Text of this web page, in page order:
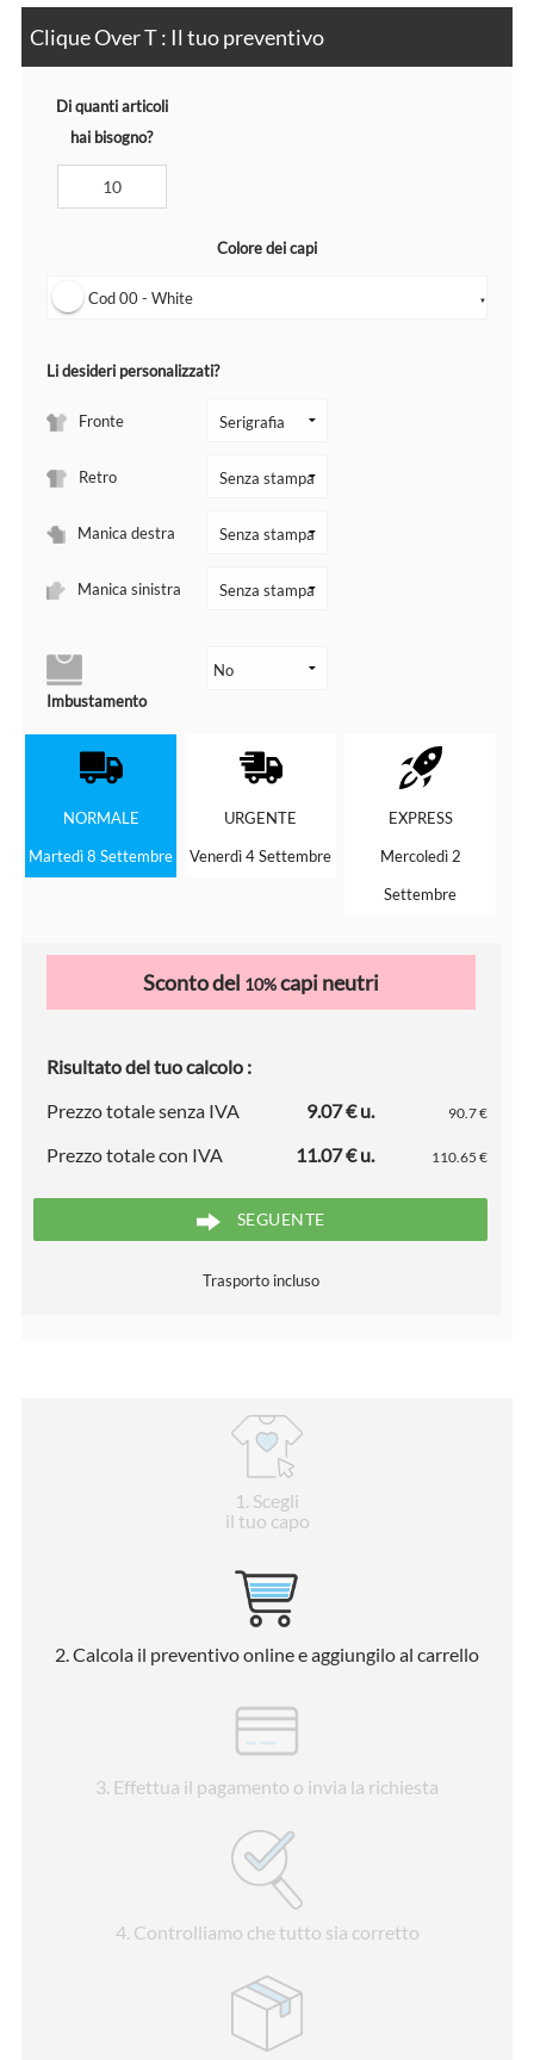
Clique Over T : Il tuo preventivo
Di quanti articoli
hai bisogno?
Colore dei capi
Cod 00 - White ▼
Li desideri personalizzati?
Fronte
Retro
Manica destra
Manica sinistra
Imbustamento
NORMALE
Martedì 8 Settembre
URGENTE
Venerdì 4 Settembre
EXPRESS
Mercoledì 2
Settembre
Sconto del 10%capi neutri
Risultato del tuo calcolo :
Prezzo totale senza IVA
9.07 € u. 90.7 €
Prezzo totale con IVA 11.07 € u. 110.65 €
SEGUENTE
Trasporto incluso
1 . Scegli
il tuo capo
2 . Calcola il preventivo online e aggiungilo al carrello
3. Effettua il pagamento o invia la richiesta
4. Controlliamo che tutto sia corretto